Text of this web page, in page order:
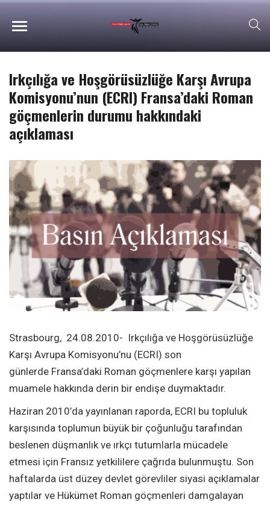
Irkçılığa ve Hoşgörüsüzlüğe Karşı Avrupa
Komisyonu’nun (ECRI) Fransa’daki Roman
göçmenlerin durumu hakkındaki
açıklaması
Strasbourg, 24.08.2010- Irkçılığa ve Hoşgörüsüzlüğe
Karşı Avrupa Komisyonu’nu (ECRI) son
günlerde Fransa’daki Roman göçmenlere karşı yapılan
muamele hakkında derin bir endişe duymaktadır.
Haziran 2010’da yayınlanan raporda, ECRI bu topluluk
karşısında toplumun büyük bir çoğunluğu tarafından
beslenen düşmanlık ve ırkçı tutumlarla mücadele
etmesi için Fransız yetkililere çağrıda bulunmuştu. Son
haftalarda üst düzey devlet görevliler siyasi açıklamalar
yaptılar ve Hükümet Roman göçmenleri damgalayan